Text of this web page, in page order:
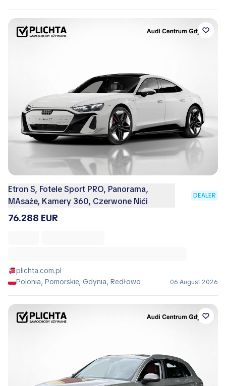
Etron S, Fotele Sport PRO, Panorama,
MAsaże, Kamery 360, Czerwone Nići
DEALER
76.288 EUR
plichta.com.pl
Polonia, Pomorskie, Gdynia, Redłowo
06 August 2026